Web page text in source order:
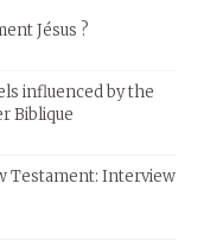
Jésus ?
influenced by the
Biblique
Testament: Interview